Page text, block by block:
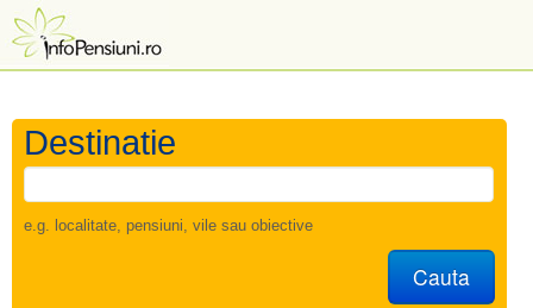
Destinatie
e.g. localitate, pensiuni, vile sau obiective
Cauta